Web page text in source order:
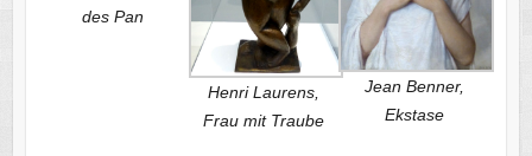
des Pan
Henri Laurens,
Frau mit Traube
Jean Benner,
Ekstase